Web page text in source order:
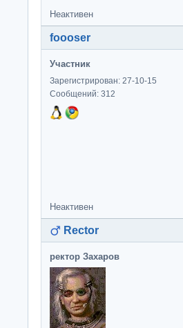
Неактивен
foooser
Участник
Зарегистрирован: 27-10-15
Сообщений: 312
Неактивен
Rector
ректор Захаров